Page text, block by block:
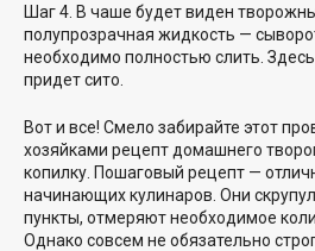
Шаг 4. В чаше будет виден
полупрозрачная жидкость —
необходимо полностью слить.
придет сито.
Вот и все! Смело забирайте этот
хозяйками рецепт домашнего
копилку. Пошаговый рецепт —
начинающих кулинаров. Они
пункты, отмеряют необходимое
Однако совсем не обязательно